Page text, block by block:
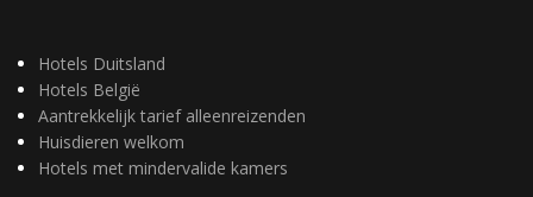
Hotels Duitsland
Hotels België
Aantrekkelijk tarief alleenreizenden
Huisdieren welkom
Hotels met mindervalide kamers